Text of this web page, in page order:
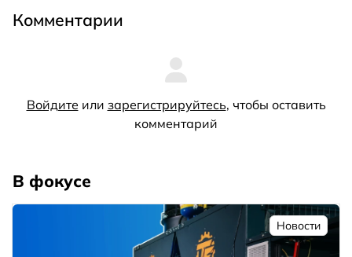
Комментарии
Войдите или зарегистрируйтесь, чтобы оставить
комментарий
В фокусе
Новости